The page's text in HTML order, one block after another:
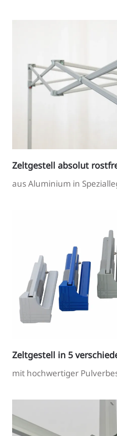
Zeltgestell absolut
aus Aluminium in
Zeltgestell in 5
mit hochwertiger